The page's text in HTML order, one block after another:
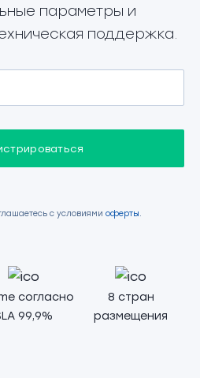
параметры и
поддержка.
с условиями оферты.
согласно
99,9%
8 стран
размещения